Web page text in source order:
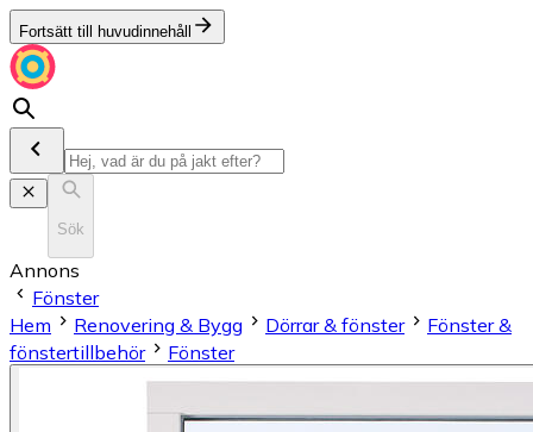
Fortsätt till huvudinnehåll
Sök
Annons
Fönster
Hem
Renovering & Bygg Dörrar & fönster
Fönster &
fönstertillbehör
Fönster